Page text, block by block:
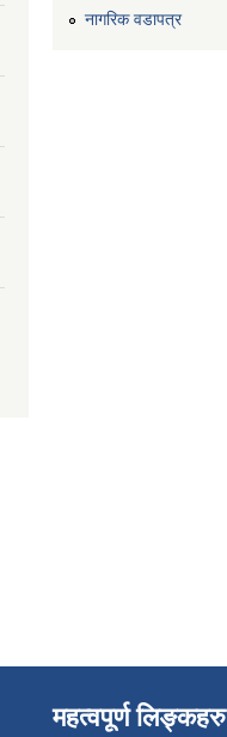
नागरिक वडापत्र
महत्वपूर्ण लिङ्कहरु